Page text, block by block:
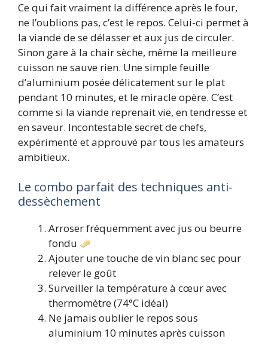
Ce qui fait vraiment la différence après le four,
ne l’oublions pas, c’est le repos. Celui-ci permet à
la viande de se délasser et aux jus de circuler.
Sinon gare à la chair sèche, même la meilleure
cuisson ne sauve rien. Une simple feuille
d’aluminium posée délicatement sur le plat
pendant 10 minutes, et le miracle opère. C’est
comme si la viande reprenait vie, en tendresse et
en saveur. Incontestable secret de chefs,
expérimenté et approuvé par tous les amateurs
ambitieux.
Le combo parfait des techniques anti-
dessèchement
Arroser fréquemment avec jus ou beurre
fondu
Ajouter une touche de vin blanc sec pour
relever le goût
Surveiller la température à cœur avec
thermomètre (74°C idéal)
Ne jamais oublier le repos sous
aluminium 10 minutes après cuisson